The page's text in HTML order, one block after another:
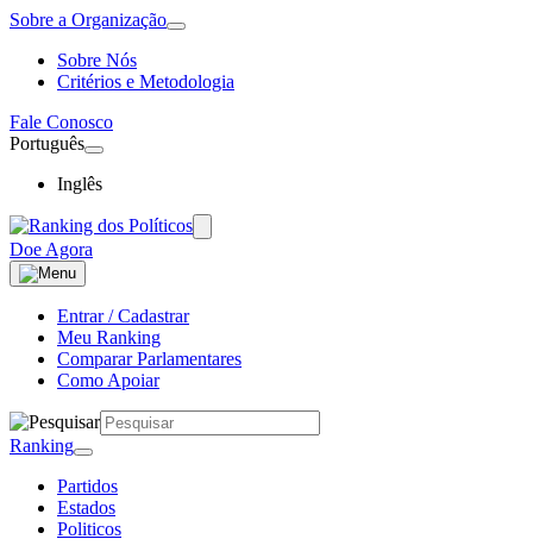
Sobre a Organização
Sobre Nós
Critérios e Metodologia
Fale Conosco
Português
Inglês
Doe Agora
Entrar / Cadastrar
Meu Ranking
Comparar Parlamentares
Como Apoiar
Ranking
Partidos
Estados
Politicos